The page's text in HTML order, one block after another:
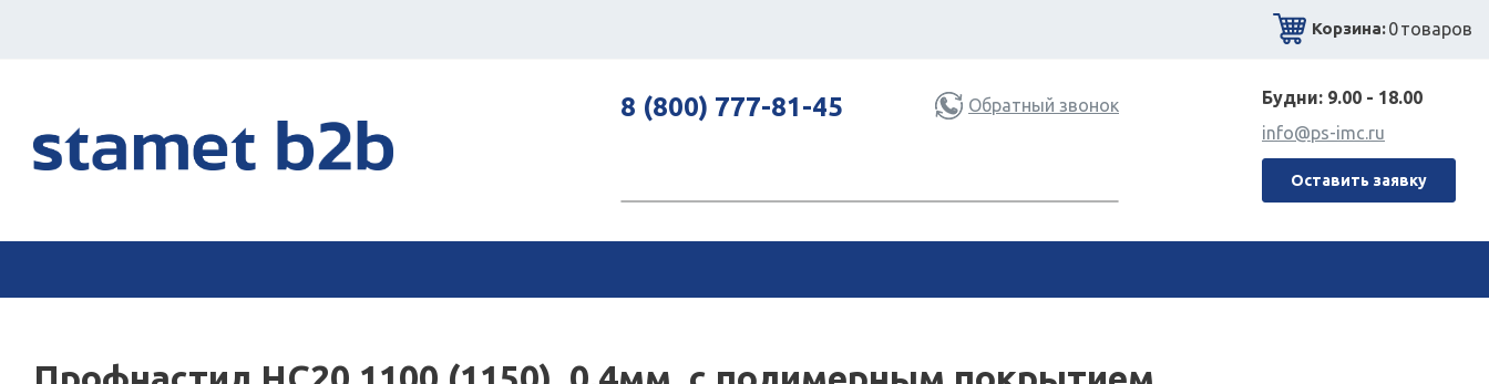
Корзина:0товаров
8 (800) 777-81-45 Обратный звонок
Будни: 9.00 - 18.00
info@ps-imc.ru
Оставить заявку